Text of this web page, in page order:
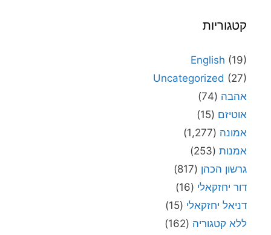
קטגוריות
English (19)
Uncategorized (27)
אהבה (74)
אוטיזם (15)
אמונה (1,277)
אמנות (253)
גרשון הכהן (817)
דור יחזקאלי (16)
דניאל יחזקאלי (15)
ללא קטגוריה (162)